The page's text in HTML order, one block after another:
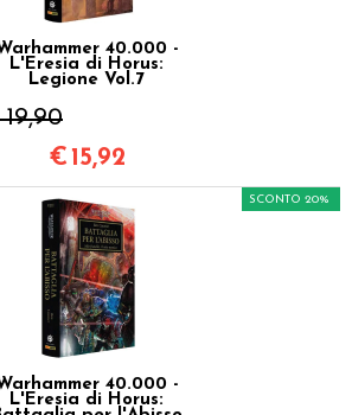
40.000 -
L'Eresia di Horus:
Legione Vol.7
€ 15,92
40.000 -
L'Eresia di Horus:
SCONTO 20%